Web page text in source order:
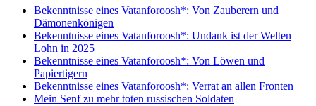
Bekenntnisse eines Vatanforoosh*: Von Zauberern und
Dämonenkönigen
Bekenntnisse eines Vatanforoosh*: Undank ist der Welten
Lohn in 2025
Bekenntnisse eines Vatanforoosh*: Von Löwen und
Papiertigern
Bekenntnisse eines Vatanforoosh*: Verrat an allen Fronten
Mein Senf zu mehr toten russischen Soldaten